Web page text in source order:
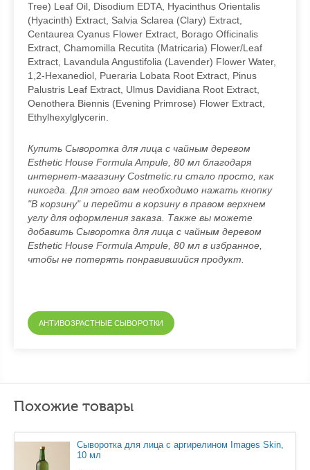
Tree) Leaf Oil, Disodium EDTA, Hyacinthus Orientalis
(Hyacinth) Extract, Salvia Sclarea (Clary) Extract,
Centaurea Cyanus Flower Extract, Borago Officinalis
Extract, Chamomilla Recutita (Matricaria) Flower/Leaf
Extract, Lavandula Angustifolia (Lavender) Flower Water,
1,2-Hexanediol, Pueraria Lobata Root Extract, Pinus
Palustris Leaf Extract, Ulmus Davidiana Root Extract,
Oenothera Biennis (Evening Primrose) Flower Extract,
Ethylhexylglycerin.
Купить Сыворотка для лица с чайным деревом
Esthetic House Formula Ampule, 80 мл благодаря
интернет-магазину Costmetic.ru стало просто, как
никогда. Для этого вам необходимо нажать кнопку
"В корзину" и перейти в корзину в правом верхнем
углу для оформления заказа. Также вы можете
добавить Сыворотка для лица с чайным деревом
Esthetic House Formula Ampule, 80 мл в избранное,
чтобы не потерять понравившийся продукт.
АНТИВОЗРАСТНЫЕ СЫВОРОТКИ
Похожие товары
Сыворотка для лица с аргирелином Images Skin,
10 мл